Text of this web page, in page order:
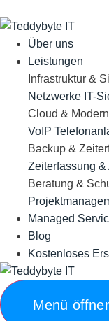
Über uns
Leistungen
Infrastruktur &
Netzwerke IT-
Cloud &
VoIP
Backup &
Zeiterfassung
Beratung &
Managed
Blog
Kostenloses
Menü